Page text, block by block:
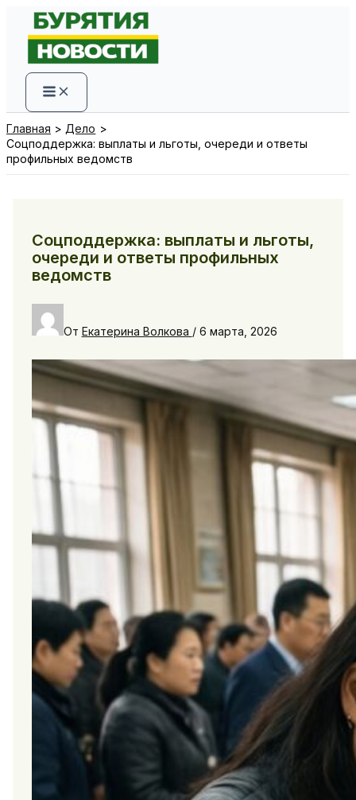
Перейти
содержимому
Главная
Дело
Соцподдержка: выплаты и льготы, очереди и ответы
профильных ведомств
Соцподдержка: выплаты и льготы,
очереди и ответы профильных
ведомств
От Екатерина Волкова / 6 марта, 2026